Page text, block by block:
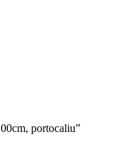
portocaliu”